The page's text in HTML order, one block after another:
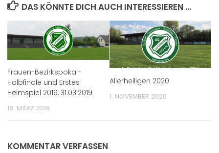
DAS KÖNNTE DICH AUCH INTERESSIEREN …
Frauen-Bezirkspokal-
Halbfinale und Erstes
Heimspiel 2019, 31.03.2019
18. MÄRZ 2019
Allerheiligen 2020
1. NOVEMBER 2020
KOMMENTAR VERFASSEN